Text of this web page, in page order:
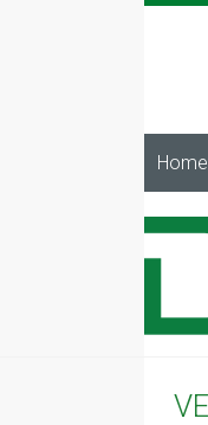
Home